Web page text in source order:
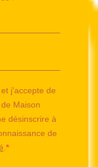
j'accepte de
Maison
désinscrire à
de